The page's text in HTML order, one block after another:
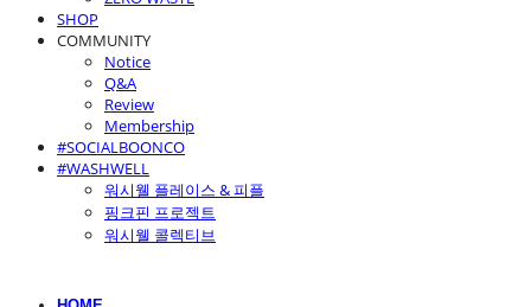
SHOP
COMMUNITY
Notice
Q&A
Review
Membership
#SOCIALBOONCO
#WASHWELL
워시웰 플레이스 & 피플
핑크핀 프로젝트
워시웰 콜렉티브